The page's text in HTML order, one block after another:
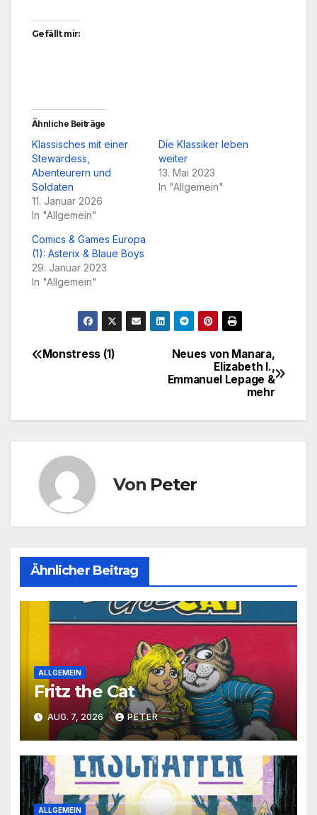
Gefällt mir:
Ähnliche Beiträge
Klassisches mit einer
Stewardess,
Abenteurern und
Soldaten
11. Januar 2026
In "Allgemein"
Die Klassiker leben
weiter
13. Mai 2023
In "Allgemein"
Comics & Games Europa
(1): Asterix & Blaue Boys
29. Januar 2023
In "Allgemein"
Beitragsnavigation
Neues von Manara,
Elizabeth I.,
Emmanuel Lepage &
mehr
Monstress (1)
Von Peter
Ähnlicher Beitrag
ALLGEMEIN
Fritz the Cat
AUG. 7, 2026 PETER
ALLGEMEIN